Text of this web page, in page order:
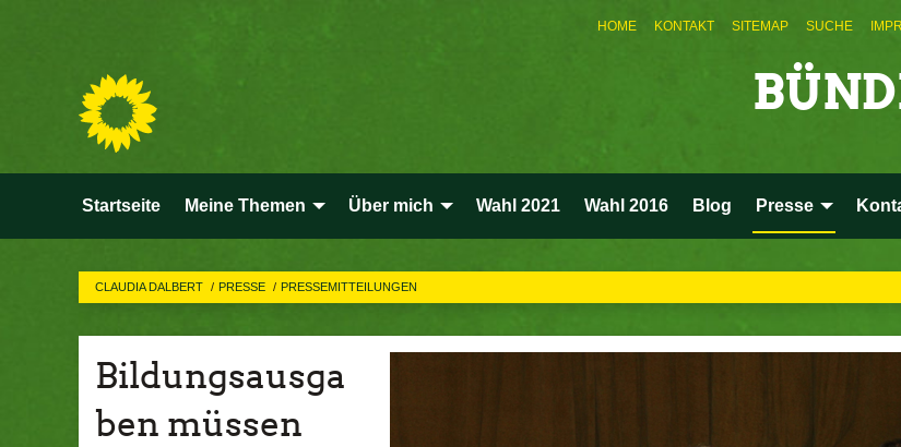
HOME KONTAKT SITEMAP SUCHE
Startseite Meine Themen Über mich Wahl 2021 Wahl 2016 Blog Presse
CLAUDIA DALBERT PRESSE PRESSEMITTEILUNGEN
Bildungsausga
ben müssen